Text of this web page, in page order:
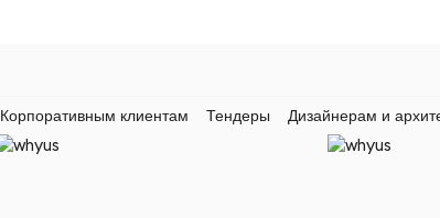
Корпоративным клиентам Тендеры Дизайнерам и